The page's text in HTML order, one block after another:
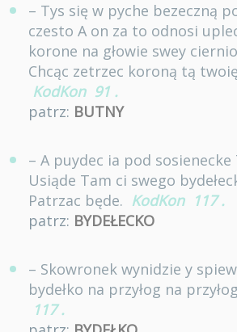
– Tys się w pyche bezeczną
czesto A on za to odnosi
korone na głowie swey
Chcąc zetrzec koroną tą
KodKon 91 .
patrz: BUTNY
– A puydec ia pod
Usiąde Tam ci swego
Patrzac będe. KodKon 117 .
patrz: BYDEŁECKO
– Skowronek wynidzie y
bydełko na przyłog na
117 .